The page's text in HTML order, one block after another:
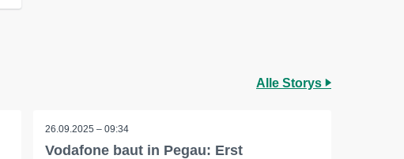
Alle Storys
26.09.2025 – 09:34
Vodafone baut in Pegau: Erst